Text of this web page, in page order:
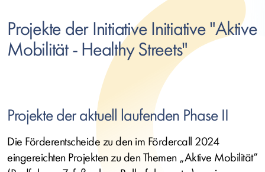
Projekte der Initiative Initiative "Aktive
Mobilität - Healthy Streets"
Projekte der aktuell laufenden Phase II
Die Förderentscheide zu den im Fördercall 2024
eingereichten Projekten zu den Themen „Aktive Mobilität”